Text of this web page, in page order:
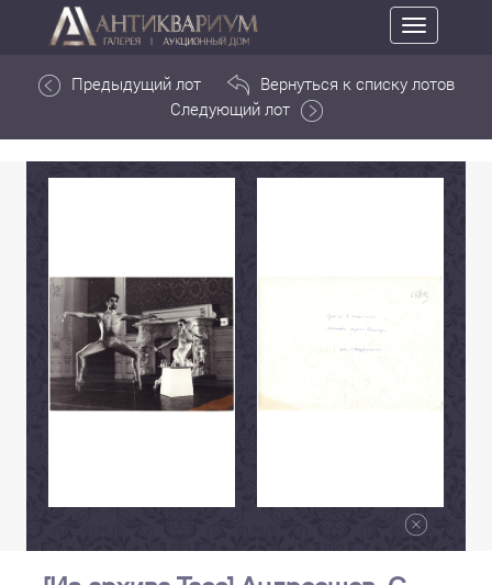
Toggle
navigation
Предыдущий лот
Вернуться к списку лотов
Следующий лот